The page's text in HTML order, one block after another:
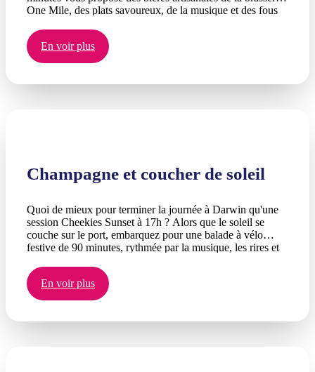
One Mile, des plats savoureux, de la musique et des fous
En voir plus
Champagne et coucher de soleil
Quoi de mieux pour terminer la journée à Darwin qu'une
session Cheekies Sunset à 17h ? Alors que le soleil se
couche sur le port, embarquez pour une balade à vélo
festive de 90 minutes, rythmée par la musique, les rires et
En voir plus